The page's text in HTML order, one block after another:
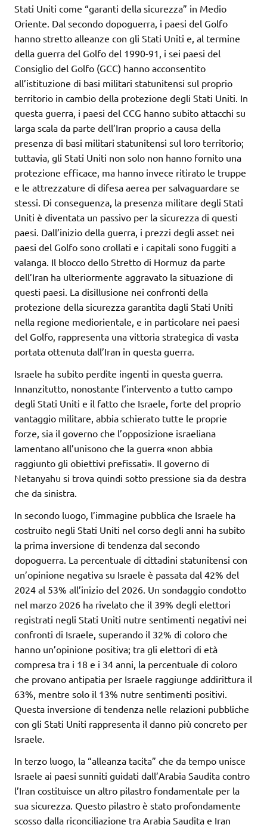
Stati Uniti come “garanti della sicurezza” in Medio
Oriente. Dal secondo dopoguerra, i paesi del Golfo
hanno stretto alleanze con gli Stati Uniti e, al termine
della guerra del Golfo del 1990-91, i sei paesi del
Consiglio del Golfo (GCC) hanno acconsentito
all’istituzione di basi militari statunitensi sul proprio
territorio in cambio della protezione degli Stati Uniti. In
questa guerra, i paesi del CCG hanno subito attacchi su
larga scala da parte dell’Iran proprio a causa della
presenza di basi militari statunitensi sul loro territorio;
tuttavia, gli Stati Uniti non solo non hanno fornito una
protezione efficace, ma hanno invece ritirato le truppe
e le attrezzature di difesa aerea per salvaguardare se
stessi. Di conseguenza, la presenza militare degli Stati
Uniti è diventata un passivo per la sicurezza di questi
paesi. Dall’inizio della guerra, i prezzi degli asset nei
paesi del Golfo sono crollati e i capitali sono fuggiti a
valanga. Il blocco dello Stretto di Hormuz da parte
dell’Iran ha ulteriormente aggravato la situazione di
questi paesi. La disillusione nei confronti della
protezione della sicurezza garantita dagli Stati Uniti
nella regione mediorientale, e in particolare nei paesi
del Golfo, rappresenta una vittoria strategica di vasta
portata ottenuta dall’Iran in questa guerra.
Israele ha subito perdite ingenti in questa guerra.
Innanzitutto, nonostante l’intervento a tutto campo
degli Stati Uniti e il fatto che Israele, forte del proprio
vantaggio militare, abbia schierato tutte le proprie
forze, sia il governo che l’opposizione israeliana
lamentano all’unisono che la guerra «non abbia
raggiunto gli obiettivi prefissati». Il governo di
Netanyahu si trova quindi sotto pressione sia da destra
che da sinistra.
In secondo luogo, l’immagine pubblica che Israele ha
costruito negli Stati Uniti nel corso degli anni ha subito
la prima inversione di tendenza dal secondo
dopoguerra. La percentuale di cittadini statunitensi con
un’opinione negativa su Israele è passata dal 42% del
2024 al 53% all’inizio del 2026. Un sondaggio condotto
nel marzo 2026 ha rivelato che il 39% degli elettori
registrati negli Stati Uniti nutre sentimenti negativi nei
confronti di Israele, superando il 32% di coloro che
hanno un’opinione positiva; tra gli elettori di età
compresa tra i 18 e i 34 anni, la percentuale di coloro
che provano antipatia per Israele raggiunge addirittura il
63%, mentre solo il 13% nutre sentimenti positivi.
Questa inversione di tendenza nelle relazioni pubbliche
con gli Stati Uniti rappresenta il danno più concreto per
Israele.
In terzo luogo, la “alleanza tacita” che da tempo unisce
Israele ai paesi sunniti guidati dall’Arabia Saudita contro
l’Iran costituisce un altro pilastro fondamentale per la
sua sicurezza. Questo pilastro è stato profondamente
scosso dalla riconciliazione tra Arabia Saudita e Iran